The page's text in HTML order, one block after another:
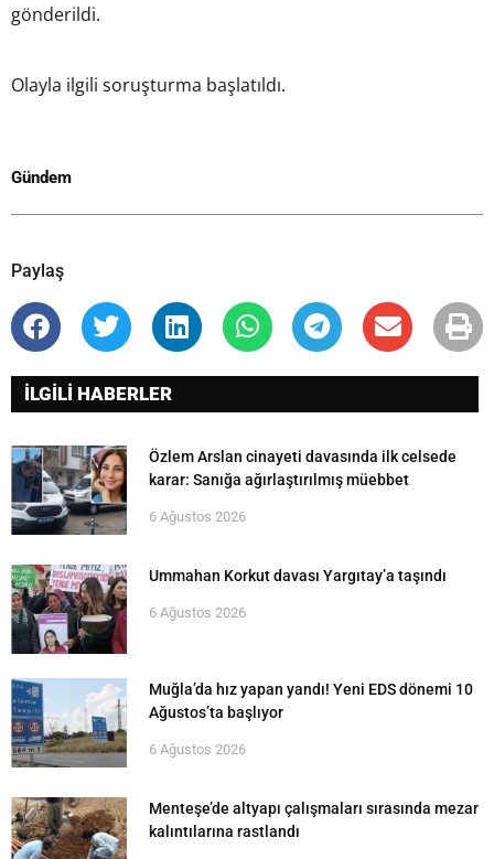
gönderildi.
Olayla ilgili soruşturma başlatıldı.
Gündem
Paylaş
İLGİLİ HABERLER
Özlem Arslan cinayeti davasında ilk celsede
karar: Sanığa ağırlaştırılmış müebbet
6 Ağustos 2026
Ummahan Korkut davası Yargıtay’a taşındı
6 Ağustos 2026
Muğla’da hız yapan yandı! Yeni EDS dönemi 10
Ağustos’ta başlıyor
6 Ağustos 2026
Menteşe’de altyapı çalışmaları sırasında mezar
kalıntılarına rastlandı